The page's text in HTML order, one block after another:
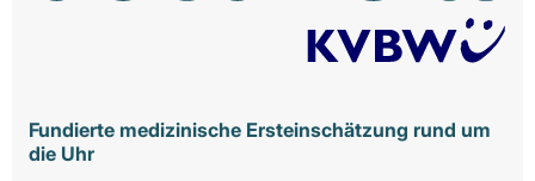
Fundierte medizinische Ersteinschätzung rund um
die Uhr